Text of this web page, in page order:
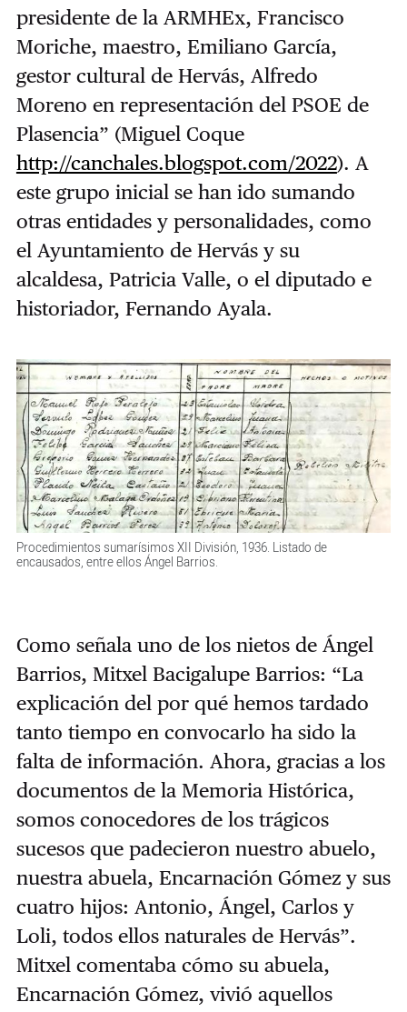
presidente de la ARMHEx, Francisco
Moriche, maestro, Emiliano García,
gestor cultural de Hervás, Alfredo
Moreno en representación del PSOE de
Plasencia” (Miguel Coque
http://canchales.blogspot.com/2022). A
este grupo inicial se han ido sumando
otras entidades y personalidades, como
el Ayuntamiento de Hervás y su
alcaldesa, Patricia Valle, o el diputado e
historiador, Fernando Ayala.
Procedimientos sumarísimos XII División, 1936. Listado de
encausados, entre ellos Ángel Barrios.
Como señala uno de los nietos de Ángel
Barrios, Mitxel Bacigalupe Barrios: “La
explicación del por qué hemos tardado
tanto tiempo en convocarlo ha sido la
falta de información. Ahora, gracias a los
documentos de la Memoria Histórica,
somos conocedores de los trágicos
sucesos que padecieron nuestro abuelo,
nuestra abuela, Encarnación Gómez y sus
cuatro hijos: Antonio, Ángel, Carlos y
Loli, todos ellos naturales de Hervás”.
Mitxel comentaba cómo su abuela,
Encarnación Gómez, vivió aquellos